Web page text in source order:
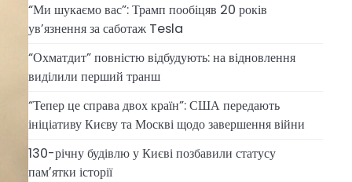
“Ми шукаємо вас”: Трамп пообіцяв 20 років
ув’язнення за саботаж Tesla
“Охматдит” повністю відбудують: на відновлення
виділили перший транш
“Тепер це справа двох країн”: США передають
ініціативу Києву та Москві щодо завершення війни
130-річну будівлю у Києві позбавили статусу
памʼятки історії